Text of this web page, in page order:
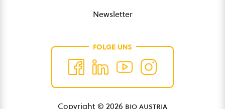
Newsletter
FOLGE UNS
Copyright © 2026 bio austria